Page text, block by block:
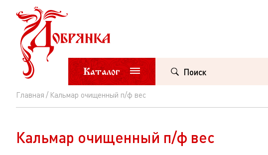
Каталог Поиск
Главная Кальмар очищенный п/ф вес
Кальмар
очищенный
Кальмар очищенный п/ф вес